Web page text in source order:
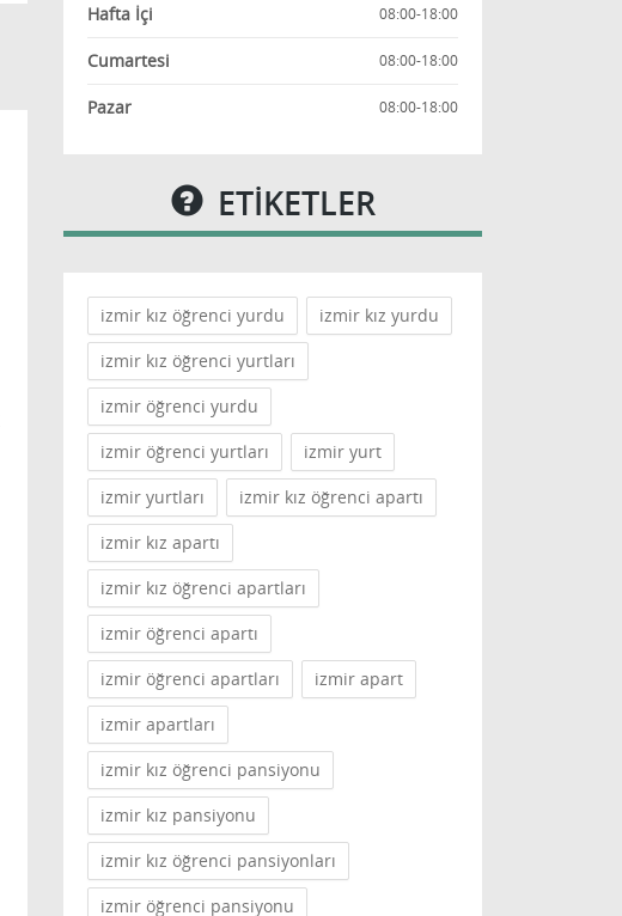
Hafta İçi 08:00-18:00
Cumartesi 08:00-18:00
Pazar 08:00-18:00
ETİKETLER
izmir kız öğrenci yurdu
izmir kız yurdu
izmir kız öğrenci yurtları
izmir öğrenci yurdu
izmir öğrenci yurtları
izmir yurt
izmir yurtları
izmir kız öğrenci apartı
izmir kız apartı
izmir kız öğrenci apartları
izmir öğrenci apartı
izmir öğrenci apartları
izmir apart
izmir apartları
izmir kız öğrenci pansiyonu
izmir kız pansiyonu
izmir kız öğrenci pansiyonları
izmir öğrenci pansiyonu